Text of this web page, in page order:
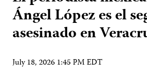
Ángel López es el
asesinado en
July 18, 2026 1:45 PM EDT